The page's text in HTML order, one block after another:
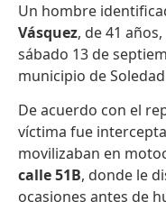
Un hombre
Vásquez, de 41
sábado 13 de
municipio de
De acuerdo con el
víctima fue
movilizaban en
calle 51B, donde le
ocasiones antes de